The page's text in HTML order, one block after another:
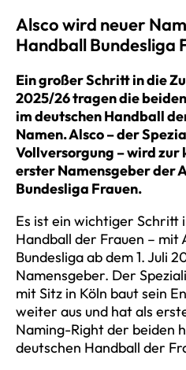
Alsco wird neuer
Handball Bundesliga
Ein großer Schritt in die
2025/26 tragen die
im deutschen Handball
Namen. Alsco – der
Vollversorgung – wird
erster Namensgeber der
Bundesliga Frauen.
Es ist ein wichtiger Schritt
Handball der Frauen – mit
Bundesliga ab dem 1. Juli
Namensgeber. Der
mit Sitz in Köln baut sein
weiter aus und hat als
Naming-Right der beiden
deutschen Handball der